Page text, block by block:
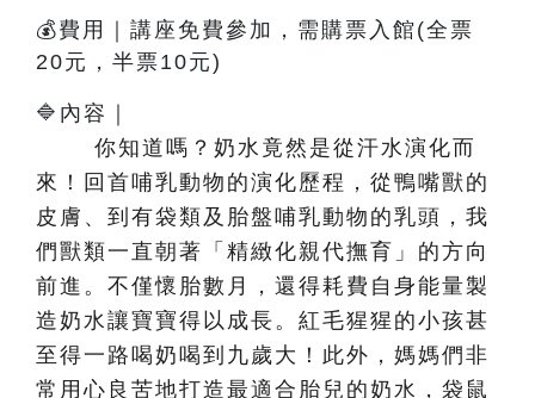
💰費用｜講座免費參加，需購票入館(全票
20元，半票10元)
🔷內容 ｜
你知道嗎？奶水竟然是從汗水演化而
來！回首哺乳動物的演化歷程，從鴨嘴獸的
皮膚、到有袋類及胎盤哺乳動物的乳頭，我
們獸類一直朝著「精緻化親代撫育」的方向
前進。不僅懷胎數月，還得耗費自身能量製
造奶水讓寶寶得以成長。紅毛猩猩的小孩甚
至得一路喝奶喝到九歲大！此外，媽媽們非
常用心良苦地打造最適合胎兒的奶水，袋鼠